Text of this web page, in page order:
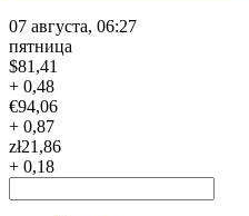
07 августа, 06:27
пятница
$81,41
+ 0,48
€94,06
+ 0,87
zł21,86
+ 0,18